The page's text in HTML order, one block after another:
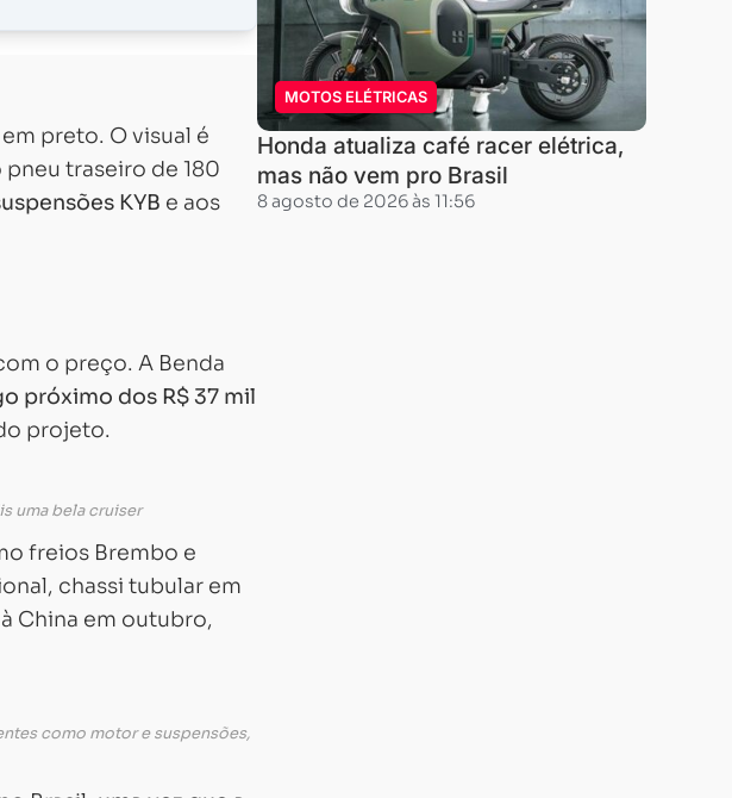
preto. O visual é
traseiro de 180
KYB e aos
o preço. A Benda
próximo dos R$ 37 mil
projeto.
uma bela cruiser
freios Brembo e
chassi tubular em
China em outubro,
como motor e suspensões,
MOTOS ELÉTRICAS
Honda atualiza café racer elétrica,
mas não vem pro Brasil
8 agosto de 2026 às 11:56